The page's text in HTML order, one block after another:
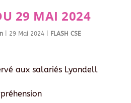
29 MAI 2024
29 Mai 2024 FLASH CSE
aux salariés Lyondell